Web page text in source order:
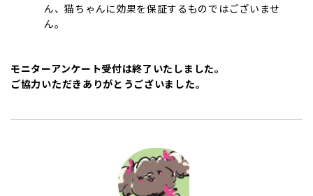
ん、猫ちゃんに効果を保証するものではございませ
ん。
モニターアンケート受付は終了いたしました。
ご協力いただきありがとうございました。